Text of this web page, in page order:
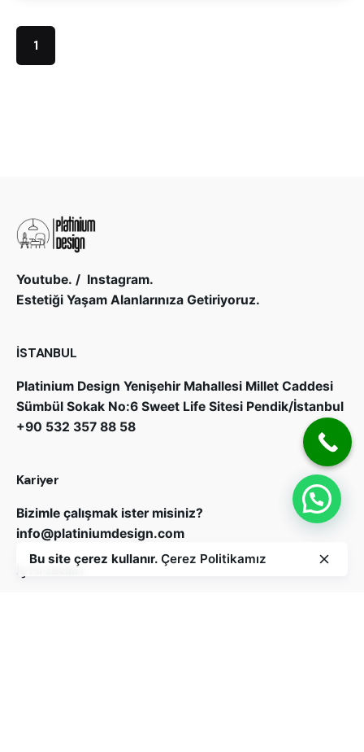
1
Youtube. / Instagram.
Estetiği Yaşam Alanlarınıza Getiriyoruz.
İSTANBUL
Platinium Design Yenişehir Mahallesi Millet Caddesi
Sümbül Sokak No:6 Sweet Life Sitesi Pendik/İstanbul
+90 532 357 88 58
Kariyer
Bizimle çalışmak ister misiniz?
info@platiniumdesign.com
İş Fırsatları
Bu site çerez kullanır. Çerez Politikamız